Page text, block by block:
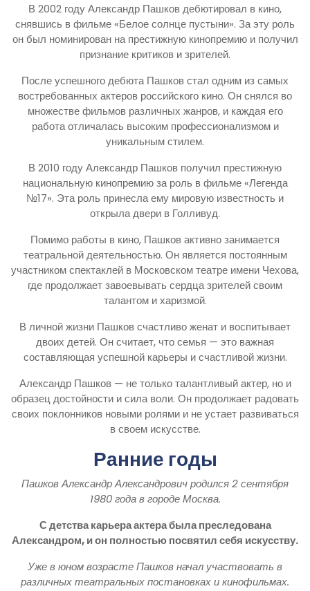
В 2002 году Александр Пашков дебютировал в кино,
снявшись в фильме «Белое солнце пустыни». За эту роль
он был номинирован на престижную кинопремию и получил
признание критиков и зрителей.
После успешного дебюта Пашков стал одним из самых
востребованных актеров российского кино. Он снялся во
множестве фильмов различных жанров, и каждая его
работа отличалась высоким профессионализмом и
уникальным стилем.
В 2010 году Александр Пашков получил престижную
национальную кинопремию за роль в фильме «Легенда
№17». Эта роль принесла ему мировую известность и
открыла двери в Голливуд.
Помимо работы в кино, Пашков активно занимается
театральной деятельностью. Он является постоянным
участником спектаклей в Московском театре имени Чехова,
где продолжает завоевывать сердца зрителей своим
талантом и харизмой.
В личной жизни Пашков счастливо женат и воспитывает
двоих детей. Он считает, что семья — это важная
составляющая успешной карьеры и счастливой жизни.
Александр Пашков — не только талантливый актер, но и
образец достойности и сила воли. Он продолжает радовать
своих поклонников новыми ролями и не устает развиваться
в своем искусстве.
Ранние годы
Пашков Александр Александрович родился 2 сентября
1980 года в городе Москва.
С детства карьера актера была преследована
Александром, и он полностью посвятил себя искусству.
Уже в юном возрасте Пашков начал участвовать в
различных театральных постановках и кинофильмах.